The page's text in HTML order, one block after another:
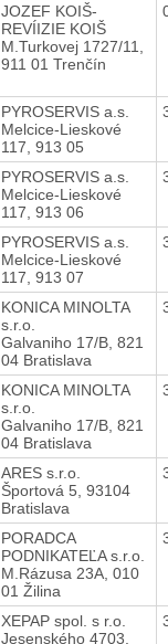
JOZEF KOIŠ-
REVÍIZIE KOIŠ
M.Turkovej 1727/11,
911 01 Trenčín
PYROSERVIS a.s.
Melcice-Lieskové
117, 913 05
PYROSERVIS a.s.
Melcice-Lieskové
117, 913 06
PYROSERVIS a.s.
Melcice-Lieskové
117, 913 07
KONICA MINOLTA
s.r.o.
Galvaniho 17/B, 821
04 Bratislava
KONICA MINOLTA
s.r.o.
Galvaniho 17/B, 821
04 Bratislava
ARES s.r.o.
Športová 5, 93104
Bratislava
PORADCA
PODNIKATEĽA s.r.o.
M.Rázusa 23A, 010
01 Žilina
XEPAP spol. s r.o.
Jesenského 4703,